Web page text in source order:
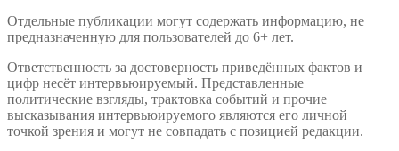
Отдельные публикации могут содержать информацию, не
предназначенную для пользователей до 6+ лет.
Ответственность за достоверность приведённых фактов и
цифр несёт интервьюируемый. Представленные
политические взгляды, трактовка событий и прочие
высказывания интервьюируемого являются его личной
точкой зрения и могут не совпадать с позицией редакции.